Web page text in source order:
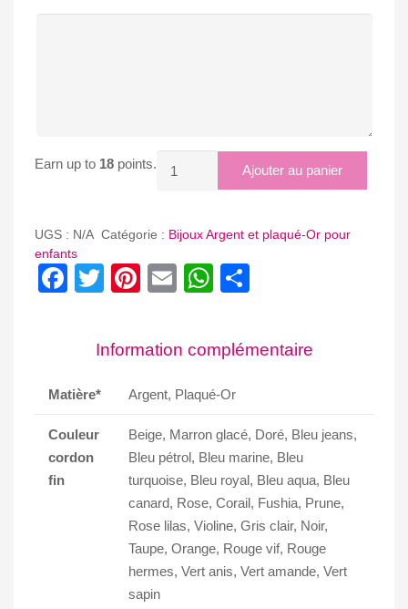
Earn up to 18points.
PENDENTIF
CROIX
AJOUREE
Ajouter au panier
UGS : N/A Catégorie : Bijoux Argent et plaqué-Or pour
enfants
Facebook
TwitterPinterest
EmailWhatsApp
Information complémentaire
Matière* Argent, Plaqué-Or
Couleur
cordon
fin
Beige, Marron glacé, Doré, Bleu jeans,
Bleu pétrol, Bleu marine, Bleu
turquoise, Bleu royal, Bleu aqua, Bleu
canard, Rose, Corail, Fushia, Prune,
Rose lilas, Violine, Gris clair, Noir,
Taupe, Orange, Rouge vif, Rouge
hermes, Vert anis, Vert amande, Vert
sapin